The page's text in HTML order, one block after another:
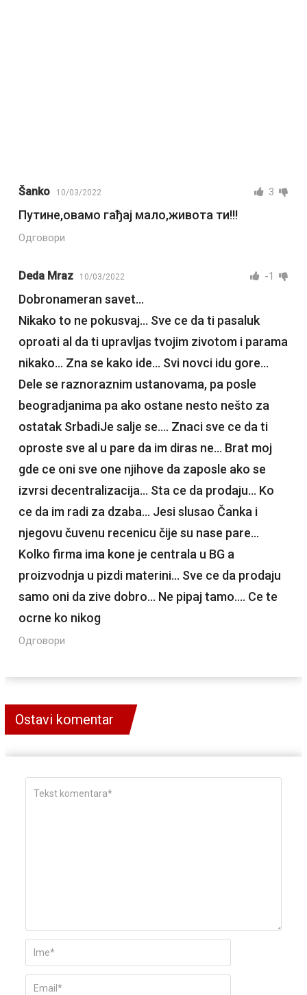
Šanko 10/03/2022 3
Путине,овамо гађај мало,живота ти!!!
Одговори
Deda Mraz 10/03/2022 -1
Dobronameran savet…
Nikako to ne pokusvaj… Sve ce da ti pasaluk
oproati al da ti upravljas tvojim zivotom i parama
nikako… Zna se kako ide… Svi novci idu gore…
Dele se raznoraznim ustanovama, pa posle
beogradjanima pa ako ostane nesto nešto za
ostatak SrbadiJe salje se…. Znaci sve ce da ti
oproste sve al u pare da im diras ne… Brat moj
gde ce oni sve one njihove da zaposle ako se
izvrsi decentralizacija… Sta ce da prodaju… Ko
ce da im radi za dzaba… Jesi slusao Čanka i
njegovu čuvenu recenicu čije su nase pare…
Kolko firma ima kone je centrala u BG a
proizvodnja u pizdi materini… Sve ce da prodaju
samo oni da zive dobro… Ne pipaj tamo…. Ce te
ocrne ko nikog
Одговори
Ostavi komentar